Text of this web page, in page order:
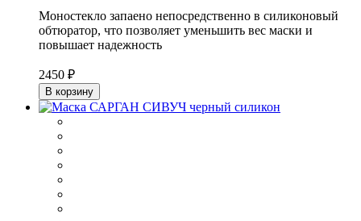
Моностекло запаено непосредственно в силиконовый
обтюратор, что позволяет уменьшить вес маски и
повышает надежность
2450 ₽
В корзину